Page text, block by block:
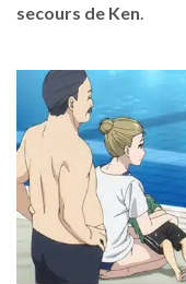
secours de Ken